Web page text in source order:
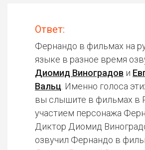
Ответ:
Фернандо в фильмах на
языке в разное время
Диомид Виноградов и
Вальц . Именно голоса
вы слышите в фильмах в
участием персонажа
Диктор Диомид
озвучил Фернандо в